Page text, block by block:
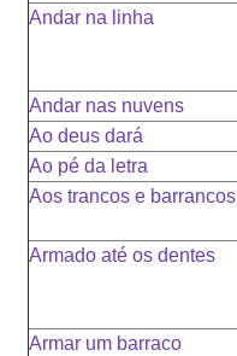
Andar na linha
Andar nas nuvens
Ao deus dará
Ao pé da letra
Aos trancos e barrancos
Armado até os dentes
Armar um barraco